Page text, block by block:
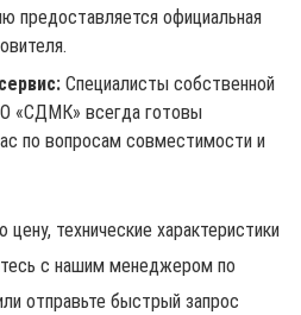
предоставляется официальная
Специалисты собственной
«СДМК» всегда готовы
по вопросам совместимости и
технические характеристики
с нашим менеджером по
отправьте быстрый запрос